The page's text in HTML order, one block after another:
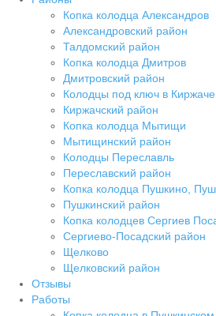
Копка колодца Александров
Александровский район
Талдомский район
Копка колодца Дмитров
Дмитровский район
Колодцы под ключ в
Киржачский район
Копка колодца Мытищи
Мытищинский район
Колодцы Переславль
Переславский район
Копка колодца Пушкино,
Пушкинский район
Копка колодцев Сергиев
Сергиево-Посадский район
Щелково
Щелковский район
Отзывы
Работы